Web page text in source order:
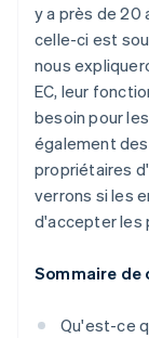
y a près de 20
celle-ci est
nous
EC, leur
besoin pour
également
propriétaires
verrons si les
d'accepter les
Sommaire de
Qu'est-ce